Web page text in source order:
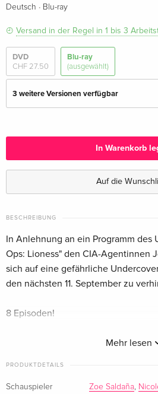
Deutsch · Blu-ray
Versand in der Regel in 1 bis 3
DVD
CHF 27.50
Blu-ray
(ausgewählt)
3 weitere Versionen verfügbar
3 Blu-rays
Englisch · US Version
3 Blu-rays
Französisch
In Warenkorb
Auf die
BESCHREIBUNG
Mehr lesen
In Anlehnung an ein Programm des
Ops: Lioness" den CIA-Agentinnen
sich auf eine gefährliche
den nächsten 11. September zu
8 Episoden!
- Wir haben versagt
PRODUKTDETAILS
Schauspieler Zoe Saldaña